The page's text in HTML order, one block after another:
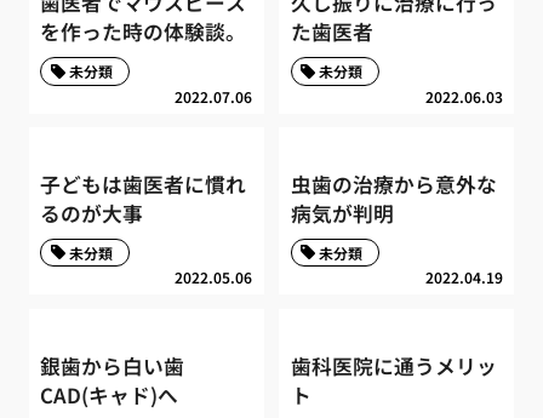
を作った時の体験談。
2022.07.06
未分類
た歯医者
2022.06.03
未分類
子どもは歯医者に慣れ
るのが大事
2022.05.06
未分類
虫歯の治療から意外な
病気が判明
2022.04.19
未分類
銀歯から白い歯
CAD(キャド)へ
歯科医院に通うメリッ
ト